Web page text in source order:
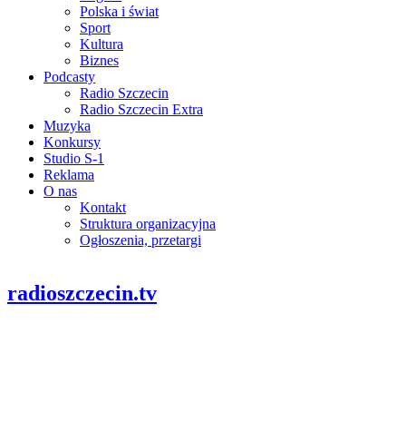
Polska i świat
Sport
Kultura
Biznes
Podcasty
Radio Szczecin
Radio Szczecin Extra
Muzyka
Konkursy
Studio S-1
Reklama
O nas
Kontakt
Struktura organizacyjna
Ogłoszenia, przetargi
radioszczecin.tv